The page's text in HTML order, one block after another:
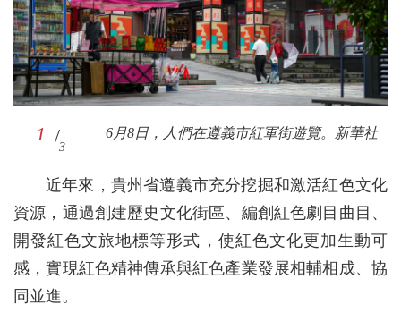
1 /
3
6月8日，人們在遵義市紅軍街遊覽。新華社
近年來，貴州省遵義市充分挖掘和激活紅色文化
資源，通過創建歷史文化街區、編創紅色劇目曲目、
開發紅色文旅地標等形式，使紅色文化更加生動可
感，實現紅色精神傳承與紅色產業發展相輔相成、協
同並進。
2 /
3
6月8日，人們在遵義市紅軍街遊覽。新華社
3 /
3
6月8日，人們走進遵義紀念公園。新華社